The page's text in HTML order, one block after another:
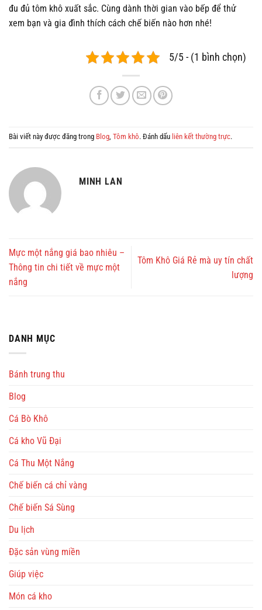
đu đủ tôm khô xuất sắc. Cùng dành thời gian vào bếp để thử
xem bạn và gia đình thích cách chế biến nào hơn nhé!
5/5 - (1 bình chọn)
Bài viết này được đăng trong Blog, Tôm khô. Đánh dấu liên kết thường trực.
MINH LAN
Mực một nắng giá bao nhiêu –
Thông tin chi tiết về mực một
nắng
Tôm Khô Giá Rẻ mà uy tín chất
lượng
DANH MỤC
Bánh trung thu
Blog
Cá Bò Khô
Cá kho Vũ Đại
Cá Thu Một Nắng
Chế biến cá chỉ vàng
Chế biến Sá Sùng
Du lịch
Đặc sản vùng miền
Giúp việc
Món cá kho